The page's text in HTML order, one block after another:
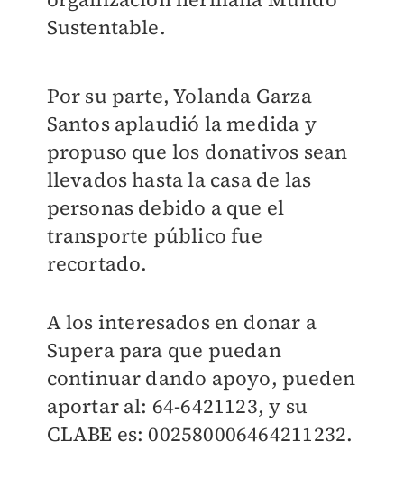
Sustentable.
Por su parte, Yolanda Garza
Santos aplaudió la medida y
propuso que los donativos sean
llevados hasta la casa de las
personas debido a que el
transporte público fue
recortado.
A los interesados en donar a
Supera para que puedan
continuar dando apoyo, pueden
aportar al: 64-6421123, y su
CLABE es: 002580006464211232.